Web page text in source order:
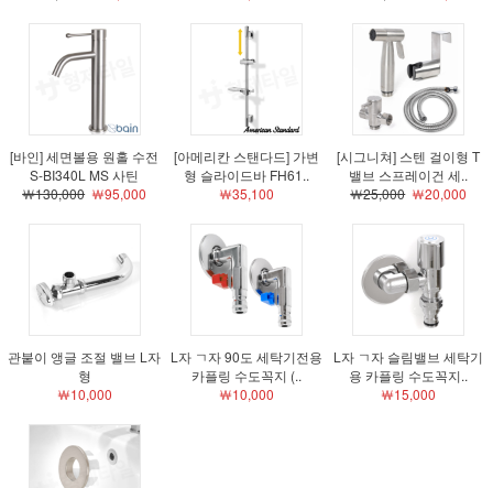
[바인] 세면볼용 원홀 수전
S-BI340L MS 사틴
￦130,000￦95,000
[아메리칸 스탠다드] 가변
형 슬라이드바 FH61..
￦35,100
[시그니쳐] 스텐 걸이형 T
밸브 스프레이건 세..
￦25,000￦20,000
관붙이 앵글 조절 밸브 L자
형
￦10,000
L자 ㄱ자 90도 세탁기전용
카플링 수도꼭지 (..
￦10,000
L자 ㄱ자 슬림밸브 세탁기
용 카플링 수도꼭지..
￦15,000